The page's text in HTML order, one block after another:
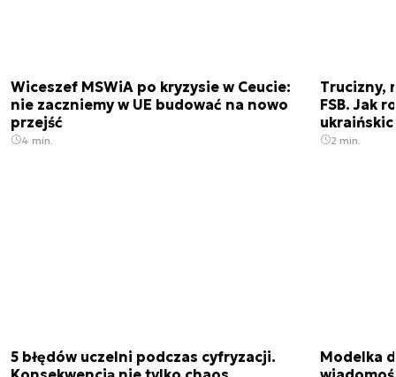
Wiceszef MSWiA po kryzysie w Ceucie:
nie zaczniemy w UE budować na nowo
przejść
4 min.
Trucizny,
FSB. Jak
2 min.
5 błędów uczelni podczas cyfryzacji.
Modelka